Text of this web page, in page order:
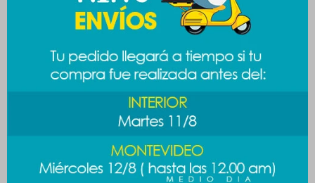
Productos que te pueden interesar